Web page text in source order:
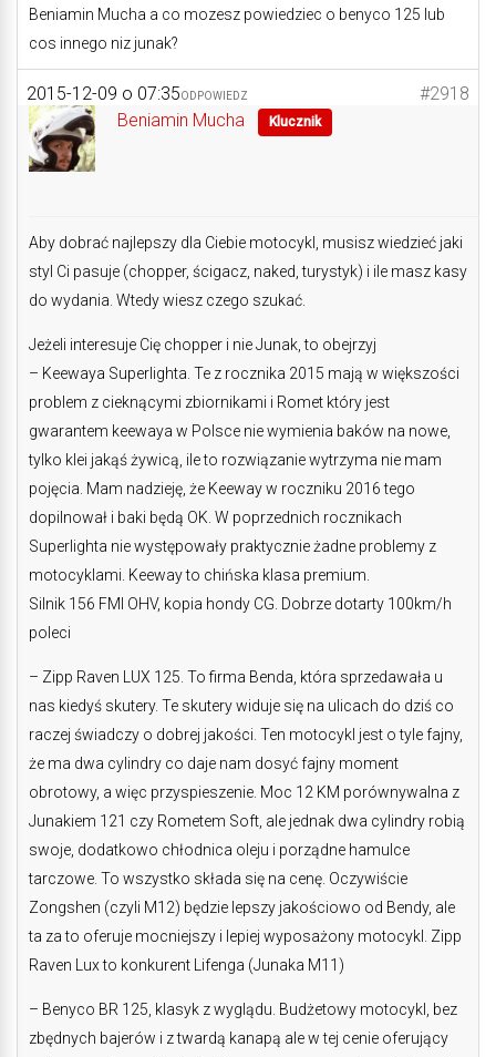
Beniamin Mucha a co mozesz powiedziec o benyco 125 lub
cos innego niz junak?
2015-12-09 o 07:35 #2918
ODPOWIEDZ
Beniamin Mucha Klucznik
Aby dobrać najlepszy dla Ciebie motocykl, musisz wiedzieć jaki
styl Ci pasuje (chopper, ścigacz, naked, turystyk) i ile masz kasy
do wydania. Wtedy wiesz czego szukać.
Jeżeli interesuje Cię chopper i nie Junak, to obejrzyj
– Keewaya Superlighta. Te z rocznika 2015 mają w większości
problem z cieknącymi zbiornikami i Romet który jest
gwarantem keewaya w Polsce nie wymienia baków na nowe,
tylko klei jakąś żywicą, ile to rozwiązanie wytrzyma nie mam
pojęcia. Mam nadzieję, że Keeway w roczniku 2016 tego
dopilnował i baki będą OK. W poprzednich rocznikach
Superlighta nie występowały praktycznie żadne problemy z
motocyklami. Keeway to chińska klasa premium.
Silnik 156 FMI OHV, kopia hondy CG. Dobrze dotarty 100km/h
poleci
– Zipp Raven LUX 125. To firma Benda, która sprzedawała u
nas kiedyś skutery. Te skutery widuje się na ulicach do dziś co
raczej świadczy o dobrej jakości. Ten motocykl jest o tyle fajny,
że ma dwa cylindry co daje nam dosyć fajny moment
obrotowy, a więc przyspieszenie. Moc 12 KM porównywalna z
Junakiem 121 czy Rometem Soft, ale jednak dwa cylindry robią
swoje, dodatkowo chłodnica oleju i porządne hamulce
tarczowe. To wszystko składa się na cenę. Oczywiście
Zongshen (czyli M12) będzie lepszy jakościowo od Bendy, ale
ta za to oferuje mocniejszy i lepiej wyposażony motocykl. Zipp
Raven Lux to konkurent Lifenga (Junaka M11)
– Benyco BR 125, klasyk z wyglądu. Budżetowy motocykl, bez
zbędnych bajerów i z twardą kanapą ale w tej cenie oferujący